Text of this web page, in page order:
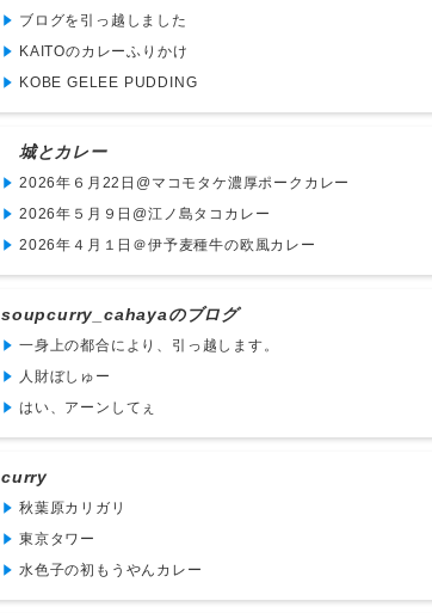
ブログを引っ越しました
KAITOのカレーふりかけ
KOBE GELEE PUDDING
城とカレー
2026年６月22日@マコモタケ濃厚ポークカレー
2026年５月９日@江ノ島タコカレー
2026年４月１日＠伊予麦種牛の欧風カレー
soupcurry_cahayaのブログ
一身上の都合により、引っ越します。
人財ぼしゅー
はい、アーンしてぇ
curry
秋葉原カリガリ
東京タワー
水色子の初もうやんカレー